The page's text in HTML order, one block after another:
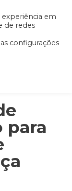
Portal do Coordenador
para
em
de redes
configurações